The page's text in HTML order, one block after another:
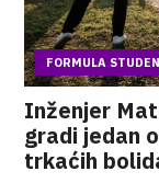
FORMULA
Inženjer
gradi jedan
trkaćih